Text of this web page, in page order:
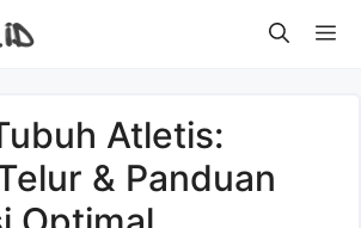
Atletis:
& Panduan